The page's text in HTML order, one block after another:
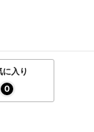
に入り
0